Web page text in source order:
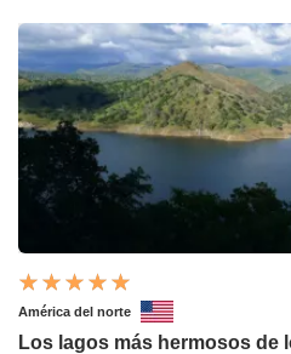
América del norte
Los lagos más hermosos de